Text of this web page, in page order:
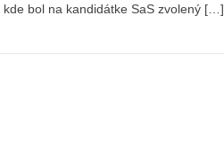
bol na kandidátke SaS zvolený […]